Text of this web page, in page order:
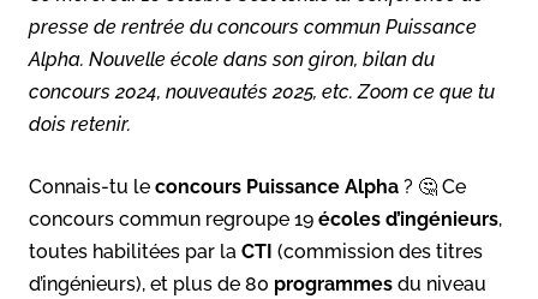
presse de rentrée du concours commun Puissance
Alpha. Nouvelle école dans son giron, bilan du
concours 2024, nouveautés 2025, etc. Zoom ce que tu
dois retenir.
Connais-tu le concours Puissance Alpha ? 🤔 Ce
concours commun regroupe 19 écoles d’ingénieurs,
toutes habilitées par la CTI (commission des titres
d’ingénieurs), et plus de 80 programmes du niveau